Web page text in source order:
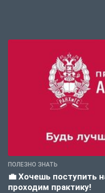
ПОЛЕЗНО ЗНАТЬ
💼 Хочешь поступить
проходим практику!